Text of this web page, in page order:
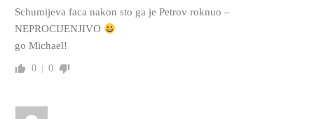
Schumijeva faca nakon sto ga je Petrov roknuo –
NEPROCIJENJIVO
go Michael!
0 0